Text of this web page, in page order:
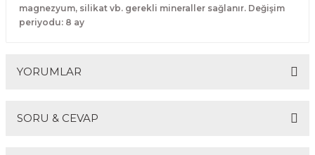
magnezyum, silikat vb. gerekli mineraller sağlanır. Değişim
periyodu: 8 ay
YORUMLAR
SORU & CEVAP